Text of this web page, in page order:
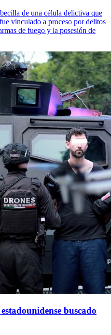
de una célula delictiva que
vinculado a proceso por delitos
de fuego y la posesión de
buscado